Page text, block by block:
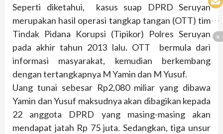
Seperti diketahui, kasus suap DPRD Seruyan
merupakan hasil operasi tangkap tangan (OTT) tim
Tindak Pidana Korupsi (Tipikor) Polres Seruyan
pada akhir tahun 2013 lalu. OTT bermula dari
informasi masyarakat, kemudian berkembang
dengan tertangkapnya M Yamin dan M Yusuf.
Uang tunai sebesar Rp2,080 miliar yang dibawa
Yamin dan Yusuf maksudnya akan dibagikan kepada
22 anggota DPRD yang masing-masing akan
mendapat jatah Rp 75 juta. Sedangkan, tiga unsur